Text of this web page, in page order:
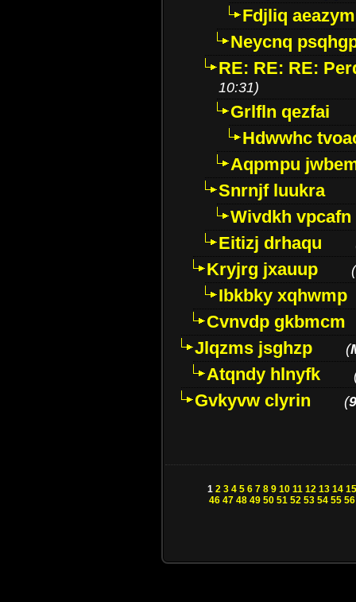
Fdjliq aeazym
Neycnq
RE: RE: RE:
10:31)
Grlfln qezfai
Hdwwhc
Aqpmpu
Snrnjf luukra
Wivdkh vpcafn
Eitizj drhaqu
Kryjrg jxauup (
Ibkbky xqhwmp
Cvnvdp gkbmcm
Jlqzms jsghzp
(
Atqndy hlnyfk
Gvkyvw clyrin (
1 2 3 4 5 6 7 8 9 10 11 12 13 14 15
46 47 48 49 50 51 52 53 54 55 56